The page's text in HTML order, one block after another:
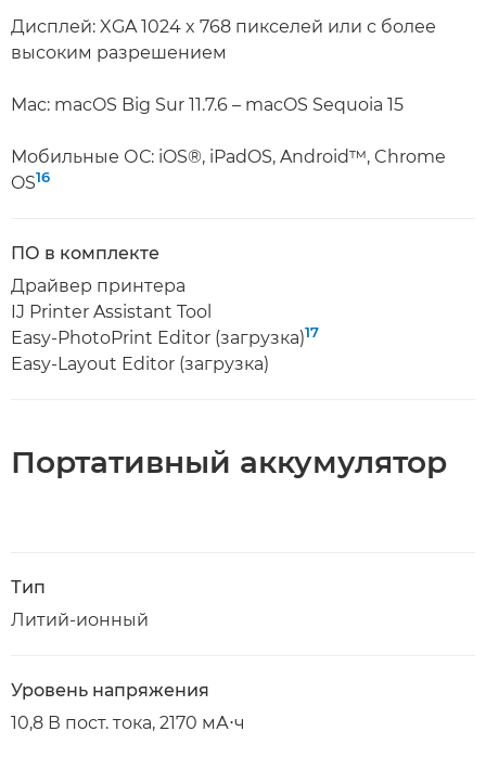
Дисплей: XGA 1024 x 768 пикселей или с более
высоким разрешением
Mac: macOS Big Sur 11.7.6 – macOS Sequoia 15
Мобильные ОС: iOS®, iPadOS, Android™, Chrome
OS16
ПО в комплекте
Драйвер принтера
IJ Printer Assistant Tool
Easy-PhotoPrint Editor (загрузка)17
Easy-Layout Editor (загрузка)
Портативный аккумулятор
Тип
Литий-ионный
Уровень напряжения
10,8 В пост. тока, 2170 мА⋅ч